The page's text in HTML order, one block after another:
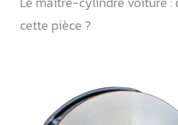
cette pièce ?